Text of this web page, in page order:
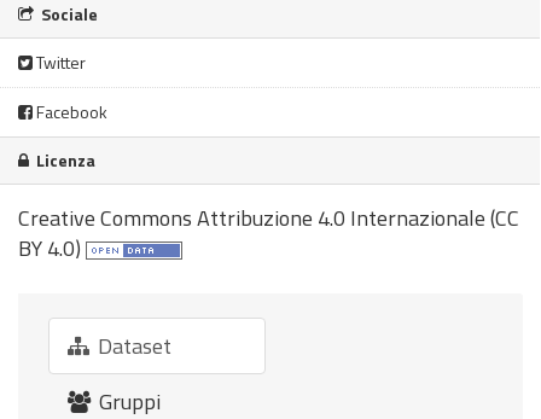
Sociale
Twitter
Facebook
Licenza
Creative Commons Attribuzione 4.0 Internazionale (CC
BY 4.0)
Dataset
Gruppi